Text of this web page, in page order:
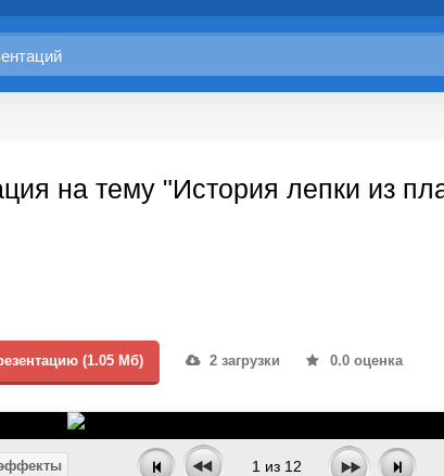
на тему "История лепки из
(1.05 Мб) 2 загрузки 0.0 оценка
1 из 12